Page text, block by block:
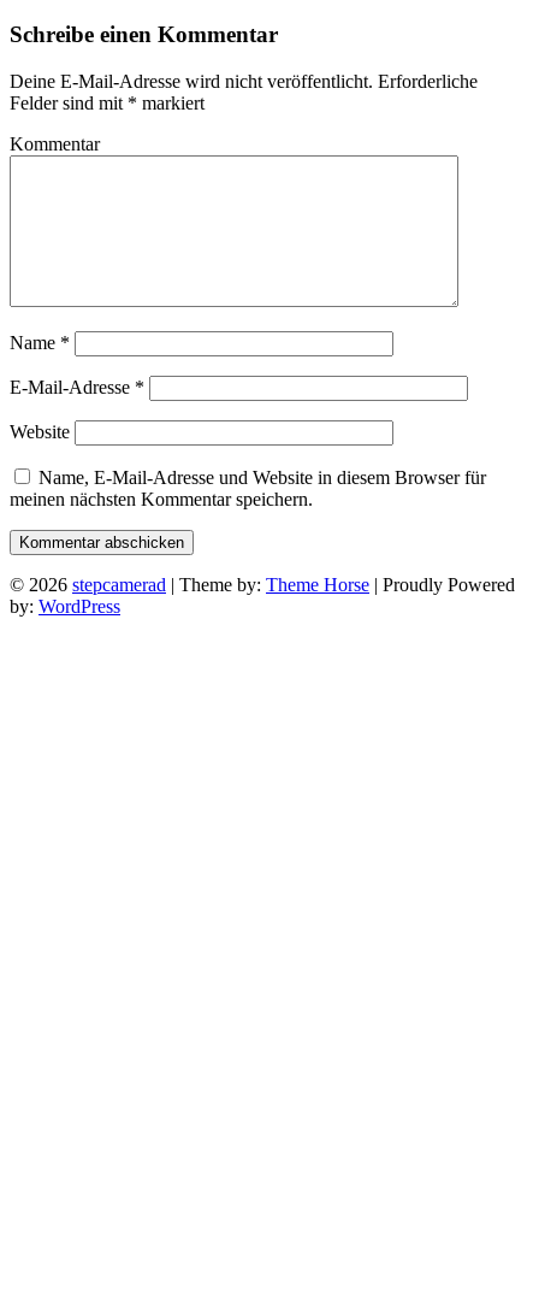
Schreibe einen Kommentar
Deine E-Mail-Adresse wird nicht veröffentlicht. Erforderliche
Felder sind mit * markiert
Kommentar
Name *
E-Mail-Adresse *
Website
Name, E-Mail-Adresse und Website in diesem Browser für
meinen nächsten Kommentar speichern.
© 2026 stepcamerad | Theme by: Theme Horse | Proudly Powered
by: WordPress